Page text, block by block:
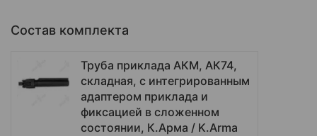
Состав комплекта
Труба приклада АКМ, АК74,
складная, с интегрированным
адаптером приклада и
фиксацией в сложенном
состоянии, К.Арма / K.Arma